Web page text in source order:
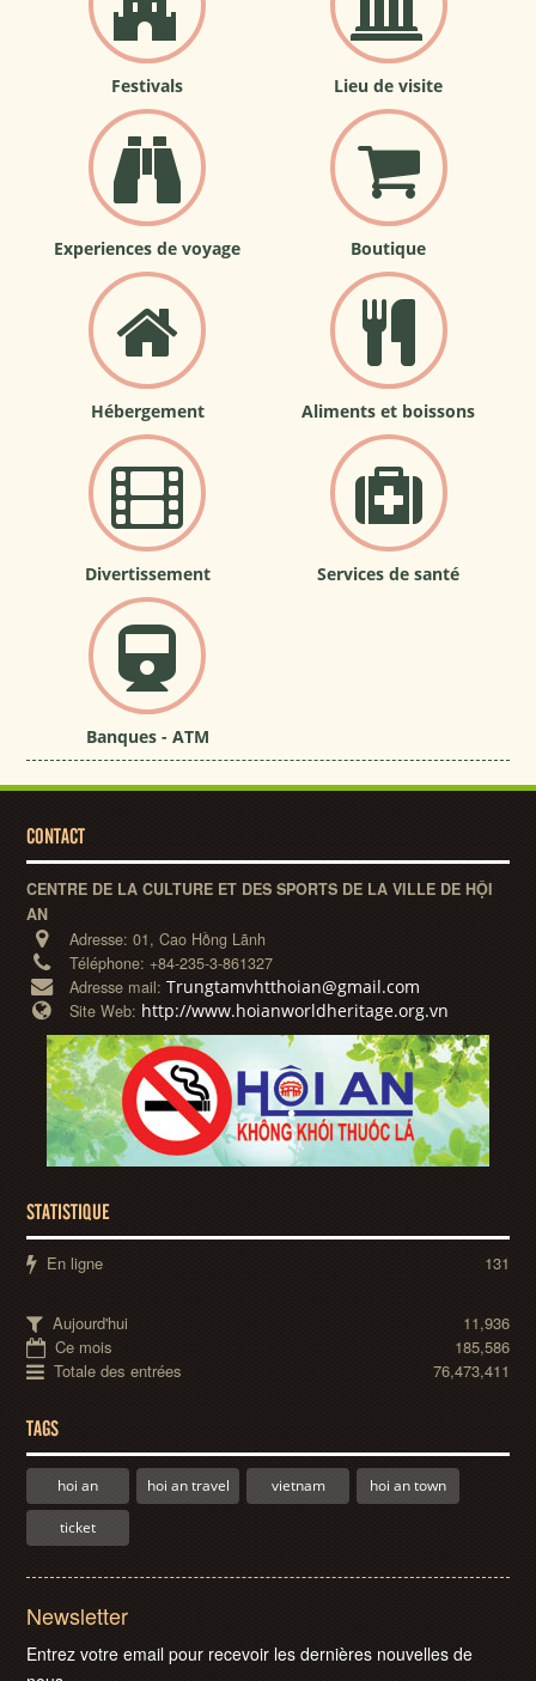
Festivals Lieu de visite
Experiences de voyage Boutique
Hébergement Aliments et boissons
Divertissement Services de santé
Banques - ATM
CONTACT
CENTRE DE LA CULTURE ET DES SPORTS DE LA VILLE DE HỘI
AN
Adresse:01, Cao Hồng Lãnh
Téléphone:+84-235-3-861327
Adresse mail:Trungtamvhtthoian@gmail.com
Site Web: http://www.hoianworldheritage.org.vn
STATISTIQUE
En ligne 131
Aujourd'hui
11,936
Ce mois
185,586
Totale des entrées
76,473,411
TAGS
hoi an hoi an travel vietnam hoi an town
ticket
Newsletter
Entrez votre email pour recevoir les dernières nouvelles de